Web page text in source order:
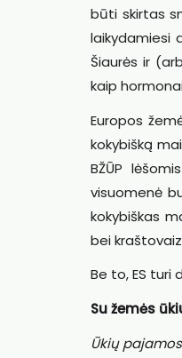
būti skirtas
laikydamiesi
Šiaurės ir
kaip
Europos
kokybišką
BŽŪP
visuomenė
kokybiškas
bei
Be to, ES turi
Su žemės
Ūkių pajamos